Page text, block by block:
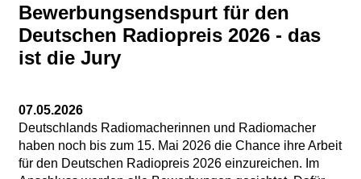
Bewerbungsendspurt für den
Deutschen Radiopreis 2026 - das
ist die Jury
07.05.2026
Deutschlands Radiomacherinnen und Radiomacher
haben noch bis zum 15. Mai 2026 die Chance ihre Arbeit
für den Deutschen Radiopreis 2026 einzureichen. Im